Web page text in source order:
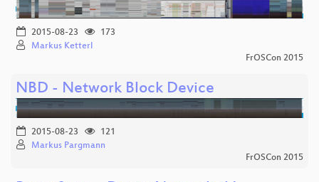
2015-08-23
173
Markus Ketterl
FrOSCon 2015
NBD - Network Block Device
2015-08-23
121
Markus Pargmann
FrOSCon 2015